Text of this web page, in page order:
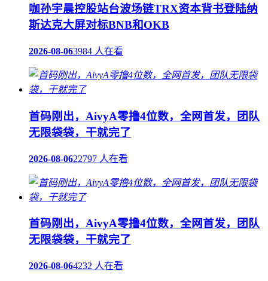
咖孙宇晨控股站台波场链TRX资本背书登陆纳
斯达克大屏对标BNB和OKB
2026-08-063984 人在看
首码刚出，AivyA零撸4位数，全网首发，团队
无限袋袋，干就完了
2026-08-0622797 人在看
首码刚出，AivyA零撸4位数，全网首发，团队
无限袋袋，干就完了
2026-08-064232 人在看